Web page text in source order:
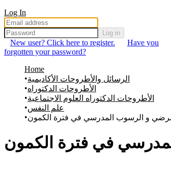
Log In
Log in
New user? Click here to register.
Have you
forgotten your password?
Home
الرسائل والأطروحات الأكاديمية
الأطروحات الدكتوراه
الأطروحات الدكتوراه العلوم الاجتماعية
علم النفس
و الرسوب المدرسي في فترة الكمون
في فترة الكمون